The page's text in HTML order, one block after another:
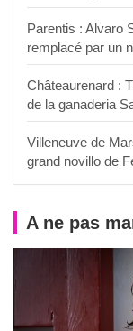
Parentis : Alvaro
remplacé par un
Châteaurenard :
de la ganaderia
Villeneuve de
grand novillo de
A ne pas